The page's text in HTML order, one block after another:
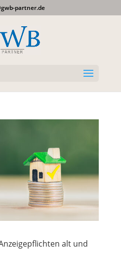
partner.de
alt und